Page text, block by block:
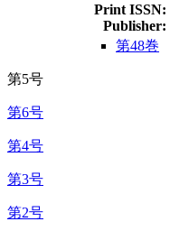
Print ISSN:
Publisher:
第48巻
第5号
第6号
第4号
第3号
第2号